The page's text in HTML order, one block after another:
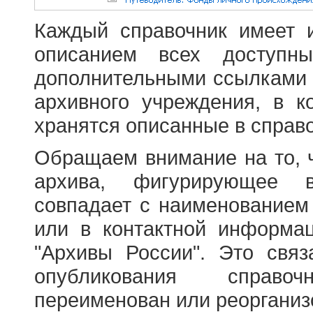
Каждый справочник имеет
описанием всех
дополнительными
архивного учреждения, в
хранятся описанные в
Обращаем внимание на то,
архива, фигурирующее
совпадает с
или в контактной
"Архивы России". Это
опубликования
переименован или